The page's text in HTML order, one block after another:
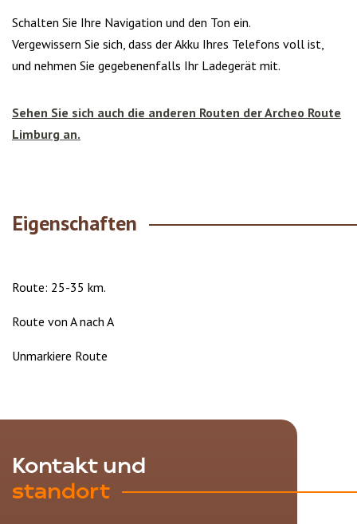
Schalten Sie Ihre Navigation und den Ton ein.
Vergewissern Sie sich, dass der Akku Ihres Telefons voll ist,
und nehmen Sie gegebenenfalls Ihr Ladegerät mit.
Sehen Sie sich auch die anderen Routen der Archeo Route
Limburg an.
Eigenschaften
Route: 25-35 km.
Route von A nach A
Unmarkiere Route
Kontakt und
standort